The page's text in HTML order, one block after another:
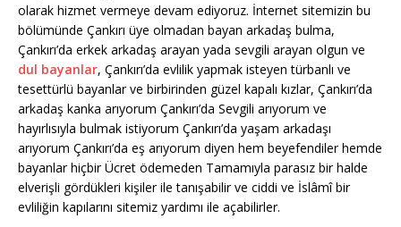
olarak hizmet vermeye devam ediyoruz. İnternet sitemizin bu
bölümünde Çankırı üye olmadan bayan arkadaş bulma,
Çankırı’da erkek arkadaş arayan yada sevgili arayan olgun ve
dul bayanlar, Çankırı’da evlilik yapmak isteyen türbanlı ve
tesettürlü bayanlar ve birbirinden güzel kapalı kızlar, Çankırı’da
arkadaş kanka arıyorum Çankırı’da Sevgili arıyorum ve
hayırlısıyla bulmak istiyorum Çankırı’da yaşam arkadaşı
arıyorum Çankırı’da eş arıyorum diyen hem beyefendiler hemde
bayanlar hiçbir Ücret ödemeden Tamamıyla parasız bir halde
elverişli gördükleri kişiler ile tanışabilir ve ciddi ve İslâmî bir
evliliğin kapılarını sitemiz yardımı ile açabilirler.